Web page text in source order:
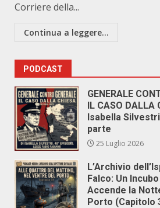
Corriere della...
Continua a leggere...
PODCAST
GENERALE
IL CASO DALLA
Isabella
parte
25 Luglio 2026
L’Archivio
Falco: Un
Accende la
Porto (Capitolo